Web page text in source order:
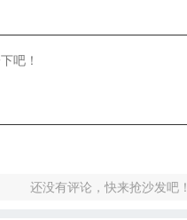
还没有评论，快来抢沙发吧！